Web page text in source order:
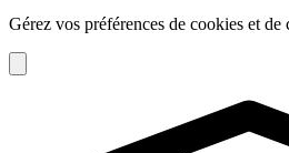
Gérez vos préférences de cookies et